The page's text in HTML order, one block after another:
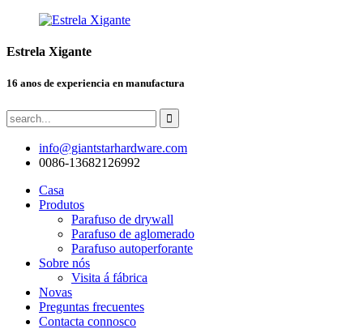
Estrela Xigante
16 anos de experiencia en manufactura
info@giantstarhardware.com
0086-13682126992
Casa
Produtos
Parafuso de drywall
Parafuso de aglomerado
Parafuso autoperforante
Sobre nós
Visita á fábrica
Novas
Preguntas frecuentes
Contacta connosco